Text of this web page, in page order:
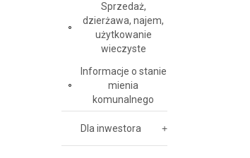
Sprzedaż,
dzierżawa, najem,
użytkowanie
wieczyste
Informacje o stanie
mienia
komunalnego
Dla inwestora